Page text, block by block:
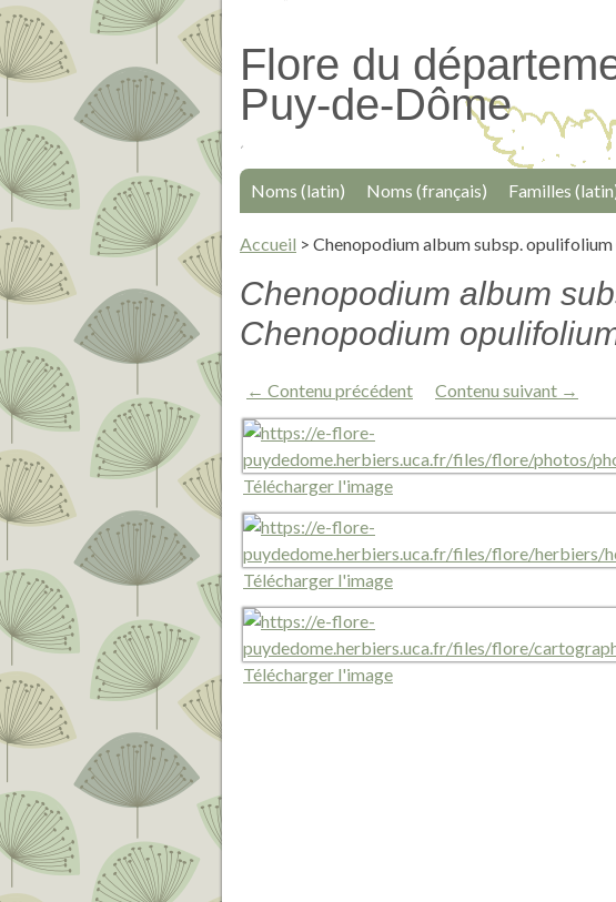
Passer
au
contenu
Flore du
Puy-de-Dôme
Noms (latin) Noms (français) Familles
Accueil > Chenopodium album subsp.
Chenopodium album
Chenopodium
← Contenu précédent Contenu suivant →
Télécharger l'image
Télécharger l'image
Télécharger l'image